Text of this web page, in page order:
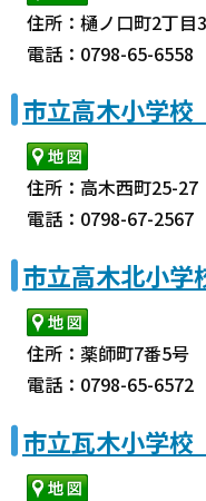
住所：樋ノ口町2丁目
電話：0798-65-6558
市立高木小学校
住所：高木西町25-27
電話：0798-67-2567
市立高木北小学
住所：薬師町7番5号
電話：0798-65-6572
市立瓦木小学校